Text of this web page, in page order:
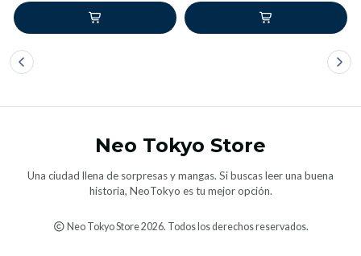
Neo Tokyo Store
Una ciudad llena de sorpresas y mangas. Si buscas leer una buena
historia, NeoTokyo es tu mejor opción.
Neo Tokyo Store 2026. Todos los derechos reservados.